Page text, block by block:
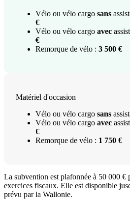
Vélo ou vélo cargo sans
€
Vélo ou vélo cargo avec
€
Remorque de vélo : 3 500 €
Matériel d'occasion
Vélo ou vélo cargo sans
Vélo ou vélo cargo avec
€
Remorque de vélo : 1 750 €
La subvention est plafonnée à 50 000 €
exercices fiscaux. Elle est disponible
prévu par la Wallonie.